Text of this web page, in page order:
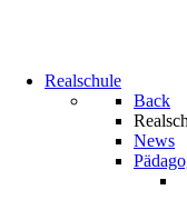
Realschule
Back
News